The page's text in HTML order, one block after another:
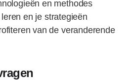
en methodes
en je strategieën
van de veranderende